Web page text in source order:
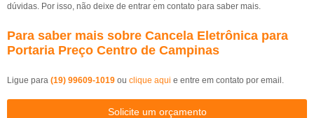
dúvidas. Por isso, não deixe de entrar em contato para saber mais.
Para saber mais sobre Cancela Eletrônica para
Portaria Preço Centro de Campinas
Ligue para (19) 99609-1019 ou clique aqui e entre em contato por email.
Solicite um orçamento